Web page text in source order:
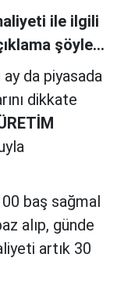
ile ilgili
şöyle…
da piyasada
dikkate
baş sağmal
alıp, günde
artık 30